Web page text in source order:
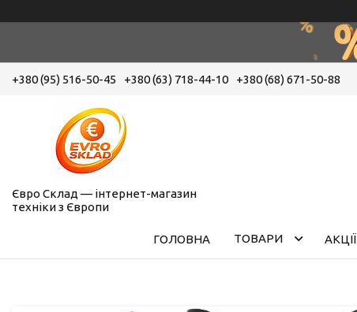
+380 (95) 516-50-45 +380 (63) 718-44-10 +380 (68) 671-50-88
Євро Склад — інтернет-магазин
техніки з Європи
ГОЛОВНА ТОВАРИ АКЦІЇ